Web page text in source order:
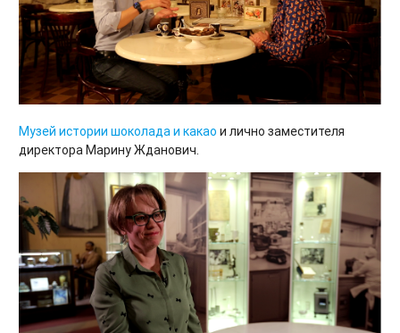
Музей истории шоколада и какао и лично заместителя
директора Марину Жданович.